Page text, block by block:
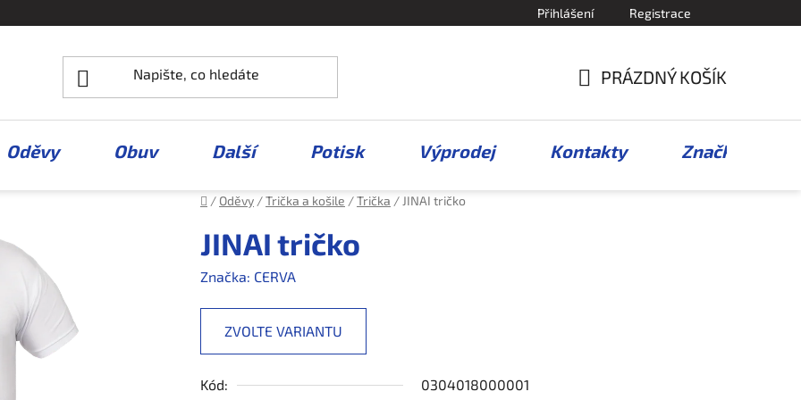
Přihlášení Registrace
KOŠÍK
PRÁZDNÝ KOŠÍK
Oděvy Obuv Další Potisk Výprodej Kontakty Značky
Domů
/ Oděvy /Trička a košile /Trička / JINAI tričko
JINAI tričko
Značka: CERVA
ZVOLTE VARIANTU
Kód: 0304018000001